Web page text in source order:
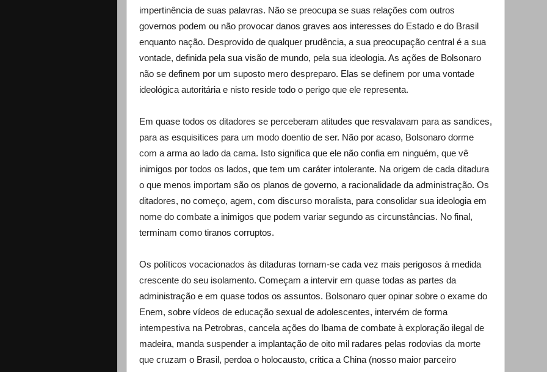
impertinência de suas palavras. Não se preocupa se suas relações com outros
governos podem ou não provocar danos graves aos interesses do Estado e do Brasil
enquanto nação. Desprovido de qualquer prudência, a sua preocupação central é a sua
vontade, definida pela sua visão de mundo, pela sua ideologia. As ações de Bolsonaro
não se definem por um suposto mero despreparo. Elas se definem por uma vontade
ideológica autoritária e nisto reside todo o perigo que ele representa.
Em quase todos os ditadores se perceberam atitudes que resvalavam para as sandices,
para as esquisitices para um modo doentio de ser. Não por acaso, Bolsonaro dorme
com a arma ao lado da cama. Isto significa que ele não confia em ninguém, que vê
inimigos por todos os lados, que tem um caráter intolerante. Na origem de cada ditadura
o que menos importam são os planos de governo, a racionalidade da administração. Os
ditadores, no começo, agem, com discurso moralista, para consolidar sua ideologia em
nome do combate a inimigos que podem variar segundo as circunstâncias. No final,
terminam como tiranos corruptos.
Os políticos vocacionados às ditaduras tornam-se cada vez mais perigosos à medida
crescente do seu isolamento. Começam a intervir em quase todas as partes da
administração e em quase todos os assuntos. Bolsonaro quer opinar sobre o exame do
Enem, sobre vídeos de educação sexual de adolescentes, intervém de forma
intempestiva na Petrobras, cancela ações do Ibama de combate à exploração ilegal de
madeira, manda suspender a implantação de oito mil radares pelas rodovias da morte
que cruzam o Brasil, perdoa o holocausto, critica a China (nosso maior parceiro